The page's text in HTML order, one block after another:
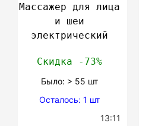
Массажер для лица
и шеи
электрический
Скидка -73%
Было: > 55 шт
Осталось: 1 шт
13:11